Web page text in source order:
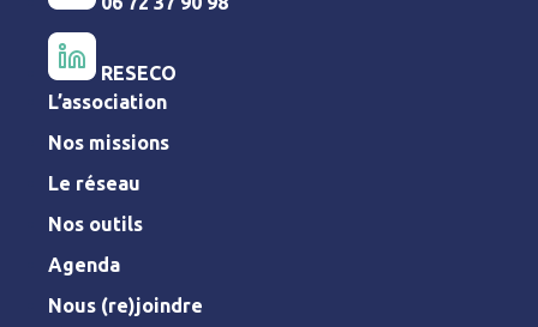
RESECO
L’association
Nos missions
Le réseau
Nos outils
Agenda
Nous (re)joindre